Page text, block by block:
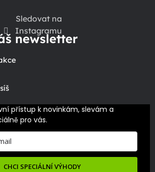
Sledovat na
Instagramu
newsletter
přístup k novinkám, slevám a
pro vás.
CHCI SPECIÁLNÍ VÝHODY